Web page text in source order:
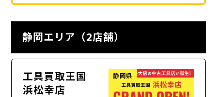
静岡エリア（2店舗）
工具買取王国
浜松幸店
静岡県